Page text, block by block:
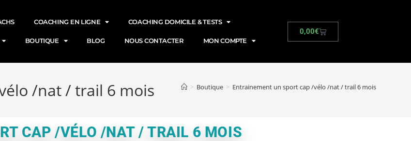
COACHING EN LIGNE COACHING DOMICILE & TESTS
BOUTIQUE BLOG NOUS CONTACTER MON COMPTE
0,00€
/nat / trail 6 mois > Boutique > Entrainement un sport cap /vélo /nat / trail 6 mois
CAP /VÉLO /NAT / TRAIL 6 MOIS